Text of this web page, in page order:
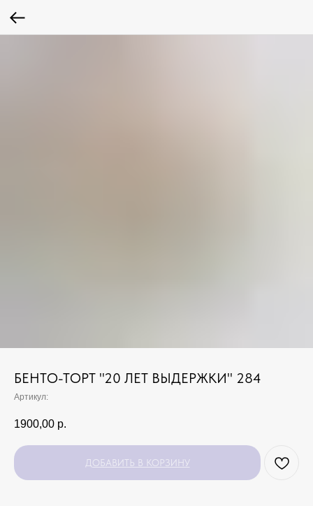
БЕНТО-ТОРТ "20 ЛЕТ ВЫДЕРЖКИ" 284
Артикул:
1900,00 р.
ДОБАВИТЬ В КОРЗИНУ